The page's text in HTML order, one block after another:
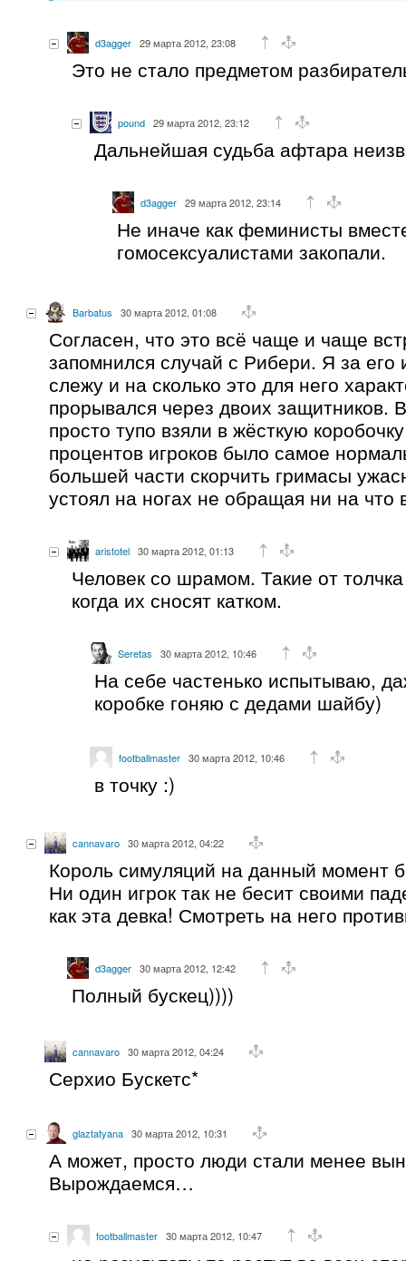
d3agger 29 марта 2012, 23:08
Это не стало предметом
pound 29 марта 2012, 23:12
Дальнейшая судьба афтара
d3agger 29 марта 2012, 23:14
Не иначе как феминисты
гомосексуалистами закопали.
Barbatus 30 марта 2012, 01:08
Согласен, что это всё чаще и чаще
запомнился случай с Рибери. Я за его
слежу и на сколько это для него
прорывался через двоих защитников.
просто тупо взяли в жёсткую
процентов игроков было самое
большей части скорчить гримасы
устоял на ногах не обращая ни на что
aristotel 30 марта 2012, 01:13
Человек со шрамом. Такие от
когда их сносят катком.
Seretas 30 марта 2012, 10:46
На себе частенько испытываю,
коробке гоняю с дедами шайбу)
footballmaster 30 марта 2012, 10:46
в точку :)
cannavaro 30 марта 2012, 04:22
Король симуляций на данный момент
Ни один игрок так не бесит своими
как эта девка! Смотреть на него
d3agger 30 марта 2012, 12:42
Полный бускец))))
cannavaro 30 марта 2012, 04:24
Серхио Бускетс*
glaztatyana 30 марта 2012, 10:31
А может, просто люди стали менее
Вырождаемся…
footballmaster 30 марта 2012, 10:47